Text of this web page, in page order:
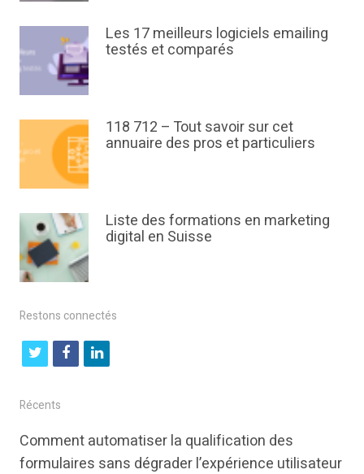
Les 17 meilleurs logiciels emailing
testés et comparés
118 712 – Tout savoir sur cet
annuaire des pros et particuliers
Liste des formations en marketing
digital en Suisse
Restons connectés
t
i
t
f
b
l
k
e
Récents
Comment automatiser la qualification des
formulaires sans dégrader l’expérience utilisateur